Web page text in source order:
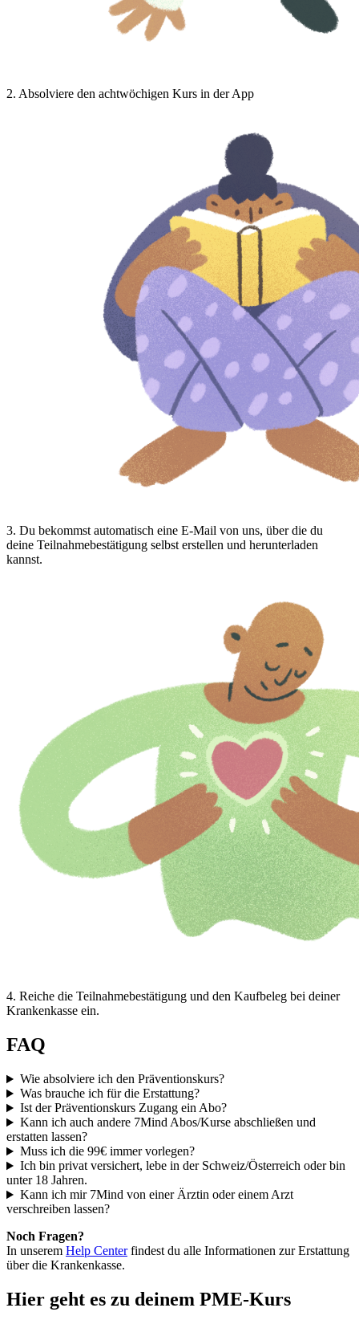
2. Absolviere den achtwöchigen Kurs in der App
3. Du bekommst automatisch eine E-Mail von uns, über die du
deine Teilnahmebestätigung selbst erstellen und herunterladen
kannst.
4. Reiche die Teilnahmebestätigung und den Kaufbeleg bei deiner
Krankenkasse ein.
FAQ
Wie absolviere ich den Präventionskurs?
Was brauche ich für die Erstattung?
Ist der Präventionskurs Zugang ein Abo?
Kann ich auch andere 7Mind Abos/Kurse abschließen und
erstatten lassen?
Muss ich die 99€ immer vorlegen?
Ich bin privat versichert, lebe in der Schweiz/Österreich oder bin
unter 18 Jahren.
Kann ich mir 7Mind von einer Ärztin oder einem Arzt
verschreiben lassen?
Noch Fragen?
In unserem Help Centerfindest du alle Informationen zur Erstattung
über die Krankenkasse.
Hier geht es zu deinem PME-Kurs